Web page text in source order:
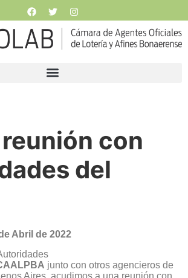
con
del
Abril de 2022
junto con otros agencieros de
Aires, acudimos a una reunión con